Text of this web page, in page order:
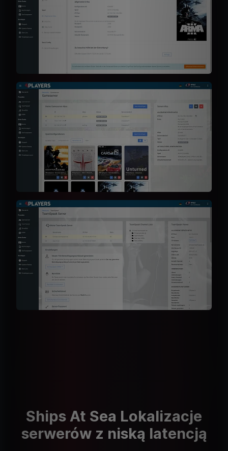
Ships At Sea Lokalizacje
serwerów z niską latencją